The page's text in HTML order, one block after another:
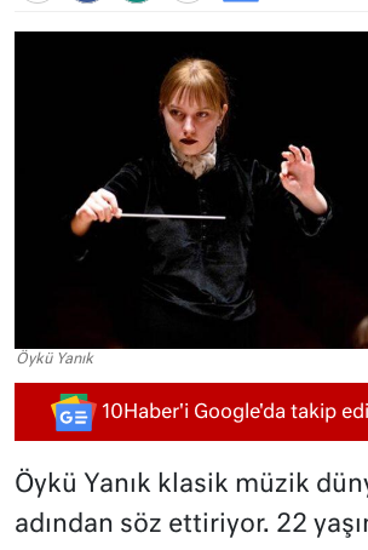
Öykü Yanık
10Haber'i Google'da takip
Öykü Yanık klasik müzik
adından söz ettiriyor. 22